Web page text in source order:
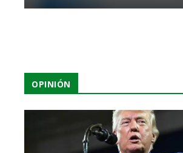
OPINIÓN